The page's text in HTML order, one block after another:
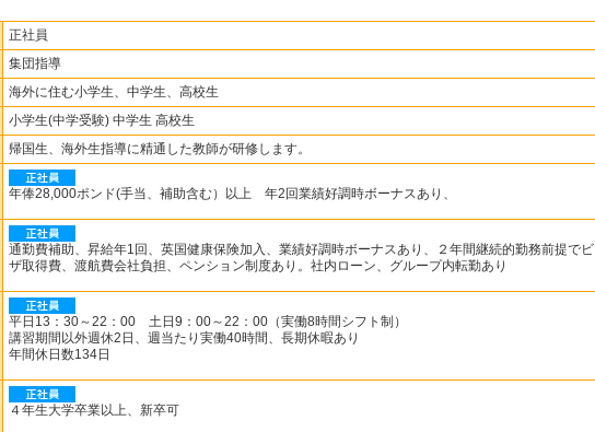
正社員
集団指導
海外に住む小学生、中学生、高校生
小学生(中学受験) 中学生 高校生
帰国生、海外生指導に精通した教師が研修します。
年俸28,000ポンド(手当、補助含む）以上 年2回業績好調時ボーナスあり、
通勤費補助、昇給年1回、英国健康保険加入、業績好調時ボーナスあり、２年間継続的勤務前提でビ
ザ取得費、渡航費会社負担、ペンション制度あり。社内ローン、グループ内転勤あり
平日13：30～22：00 土日9：00～22：00（実働8時間シフト制）
講習期間以外週休2日、週当たり実働40時間、長期休暇あり
年間休日数134日
４年生大学卒業以上、新卒可